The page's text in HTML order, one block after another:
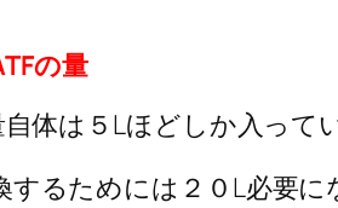
の量
自体は５Lほどしか入って
するためには２０L必要に